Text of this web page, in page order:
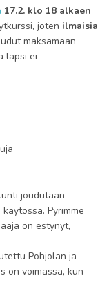
17.2. klo 18 alkaen
joten ilmaisia
maksamaan
lapsi ei
joudutaan
Pyrimme
on estynyt,
Pohjolan ja
on voimassa, kun